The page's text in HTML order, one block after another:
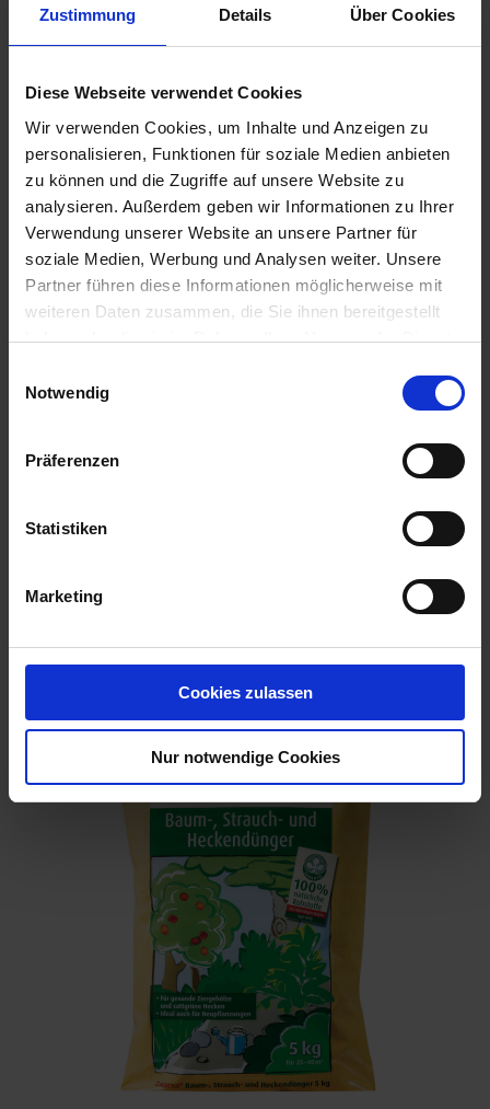
Zustimmung Details Über Cookies
Diese Webseite verwendet Cookies
Wir verwenden Cookies, um Inhalte und Anzeigen zu
personalisieren, Funktionen für soziale Medien anbieten
zu können und die Zugriffe auf unsere Website zu
analysieren. Außerdem geben wir Informationen zu Ihrer
Verwendung unserer Website an unsere Partner für
soziale Medien, Werbung und Analysen weiter. Unsere
Partner führen diese Informationen möglicherweise mit
weiteren Daten zusammen, die Sie ihnen bereitgestellt
haben oder die sie im Rahmen Ihrer Nutzung der Dienste
Notwendig
Präferenzen
Statistiken
Marketing
Cookies zulassen
Nur notwendige Cookies
Artikel-Nr.: 7002224-02-cfg
Ähnliche Produkte
Naturen Langzeitdünger Koniferen, Hecken und
Artikel-Nr.: 7004319-01